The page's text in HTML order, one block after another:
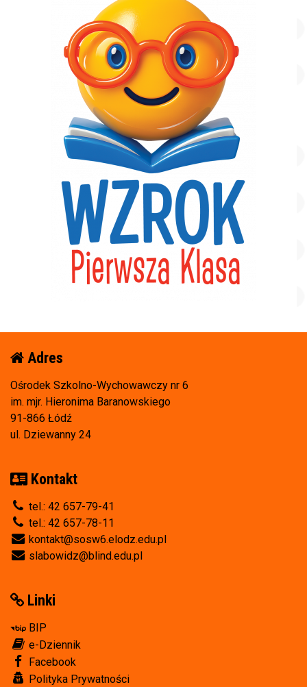
Adres
Ośrodek Szkolno-Wychowawczy nr 6
im. mjr. Hieronima Baranowskiego
91-866 Łódź
ul. Dziewanny 24
Kontakt
tel.: 42 657-79-41
tel.: 42 657-78-11
kontakt@sosw6.elodz.edu.pl
slabowidz@blind.edu.pl
Linki
BIP
e-Dziennik
Facebook
Polityka Prywatności